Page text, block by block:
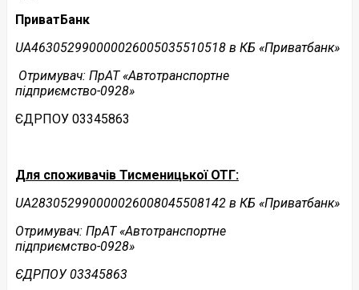
ПриватБанк
UA463052990000026005035510518 в КБ «Приватбанк»
Отримувач: ПрАТ «Автотранспортне
підприємство-0928»
ЄДРПОУ 03345863
Для споживачів Тисменицької ОТГ:
UA283052990000026008045508142 в КБ «Приватбанк»
Отримувач: ПрАТ «Автотранспортне
підприємство-0928»
ЄДРПОУ 03345863